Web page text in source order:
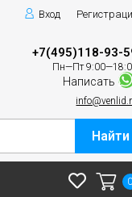
Вход
+7(495)118-93-
Пн—Пт
Написать
Найти